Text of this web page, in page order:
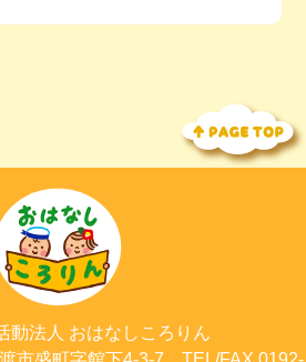
動法人 おはなしころりん